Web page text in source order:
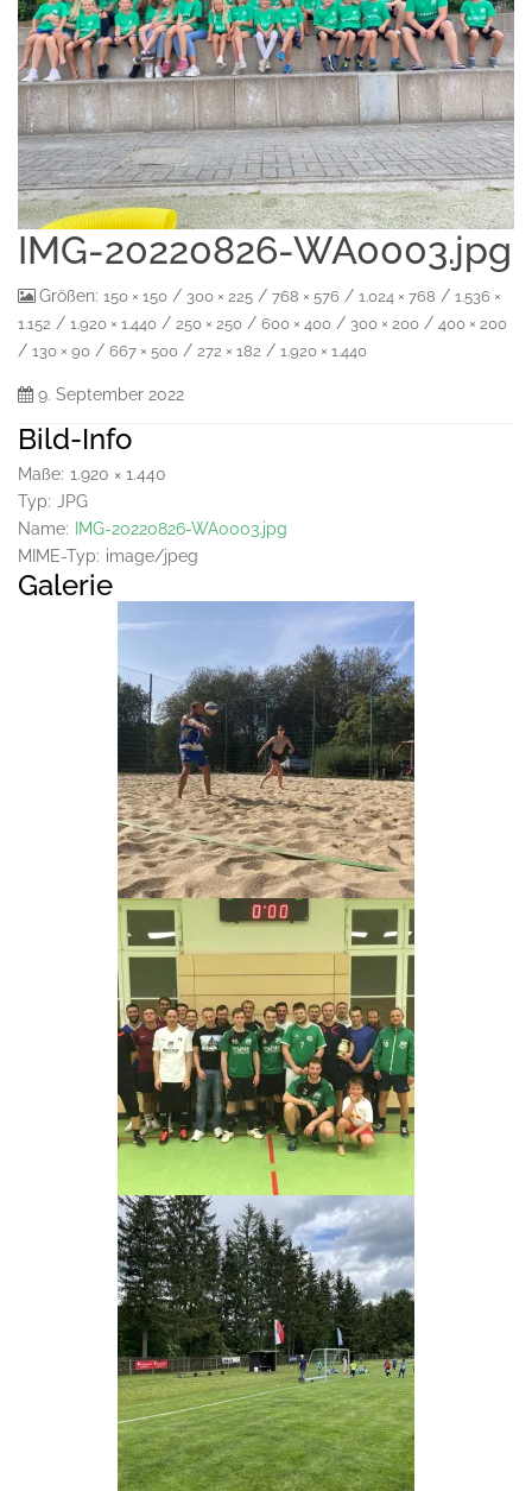
IMG-20220826-WA0003.jpg
Größen: 150 × 150 / 300 × 225 / 768 × 576 / 1.024 × 768 / 1.536 ×
1.152 / 1.920 × 1.440 / 250 × 250 / 600 × 400 / 300 × 200 / 400 × 200
/ 130 × 90 / 667 × 500 / 272 × 182 / 1.920 × 1.440
9. September 2022
Bild-Info
Maße: 1.920 × 1.440
Typ: JPG
Name:
IMG-20220826-WA0003.jpg
MIME-Typ: image/jpeg
Galerie